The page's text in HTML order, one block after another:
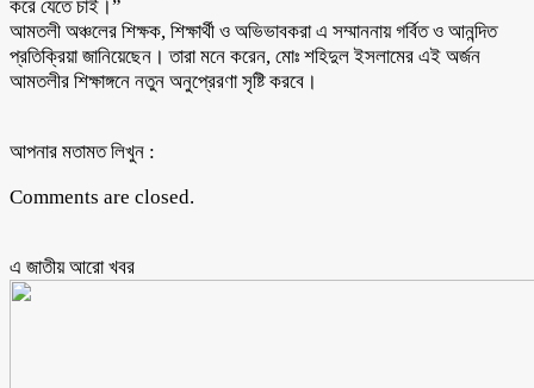
করে যেতে চাই।”
আমতলী অঞ্চলের শিক্ষক, শিক্ষার্থী ও অভিভাবকরা এ সম্মাননায় গর্বিত ও আনন্দিত
প্রতিক্রিয়া জানিয়েছেন। তারা মনে করেন, মোঃ শহিদুল ইসলামের এই অর্জন
আমতলীর শিক্ষাঙ্গনে নতুন অনুপ্রেরণা সৃষ্টি করবে।
আপনার মতামত লিখুন :
Comments are closed.
এ জাতীয় আরো ‍খবর